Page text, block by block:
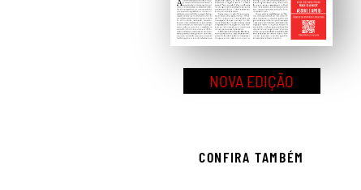
NOVA EDIÇÃO
CONFIRA TAMBÉM